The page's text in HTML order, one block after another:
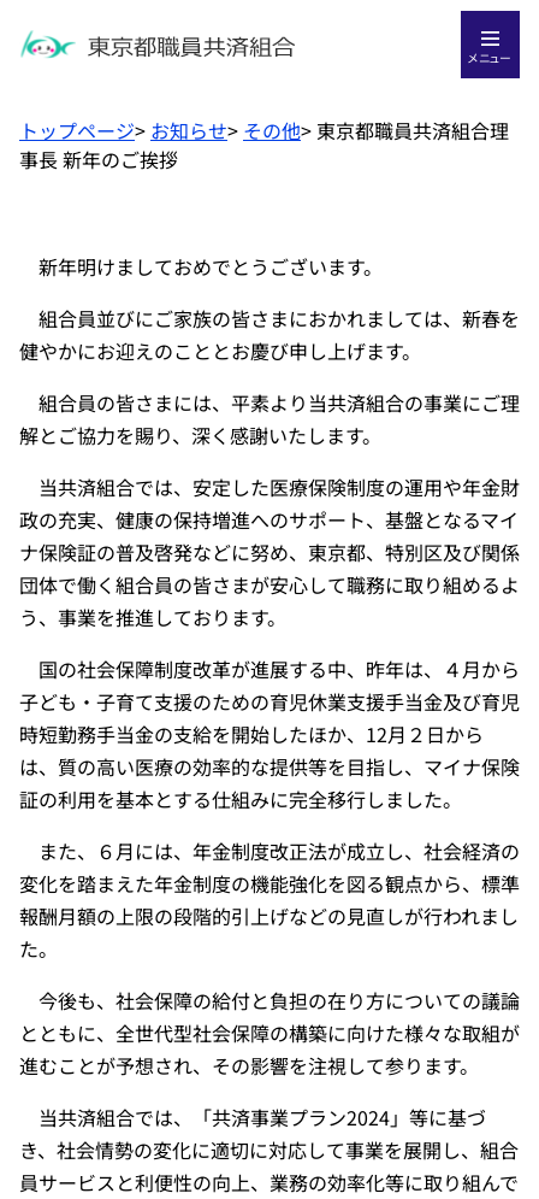
メニュー
トップページ> お知らせ> その他> 東京都職員共済組合理
事長 新年のご挨拶
新年明けましておめでとうございます。
組合員並びにご家族の皆さまにおかれましては、新春を
健やかにお迎えのこととお慶び申し上げます。
組合員の皆さまには、平素より当共済組合の事業にご理
解とご協力を賜り、深く感謝いたします。
当共済組合では、安定した医療保険制度の運用や年金財
政の充実、健康の保持増進へのサポート、基盤となるマイ
ナ保険証の普及啓発などに努め、東京都、特別区及び関係
団体で働く組合員の皆さまが安心して職務に取り組めるよ
う、事業を推進しております。
国の社会保障制度改革が進展する中、昨年は、４月から
子ども・子育て支援のための育児休業支援手当金及び育児
時短勤務手当金の支給を開始したほか、12月２日から
は、質の高い医療の効率的な提供等を目指し、マイナ保険
証の利用を基本とする仕組みに完全移行しました。
また、６月には、年金制度改正法が成立し、社会経済の
変化を踏まえた年金制度の機能強化を図る観点から、標準
報酬月額の上限の段階的引上げなどの見直しが行われまし
た。
今後も、社会保障の給付と負担の在り方についての議論
とともに、全世代型社会保障の構築に向けた様々な取組が
進むことが予想され、その影響を注視して参ります。
当共済組合では、「共済事業プラン2024」等に基づ
き、社会情勢の変化に適切に対応して事業を展開し、組合
員サービスと利便性の向上、業務の効率化等に取り組んで